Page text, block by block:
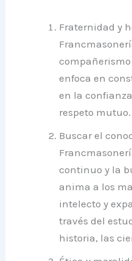
Fraternidad y
enfoca en
en la
respeto mutuo.
Buscar el
continuo y la
anima a los
intelecto y
través del
historia, las